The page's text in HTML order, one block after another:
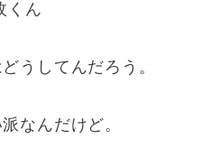
くん
うしてんだろう。
なんだけど。